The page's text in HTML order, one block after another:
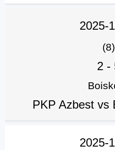
2025-
(8)
2 -
PKP Azbest vs
2025-